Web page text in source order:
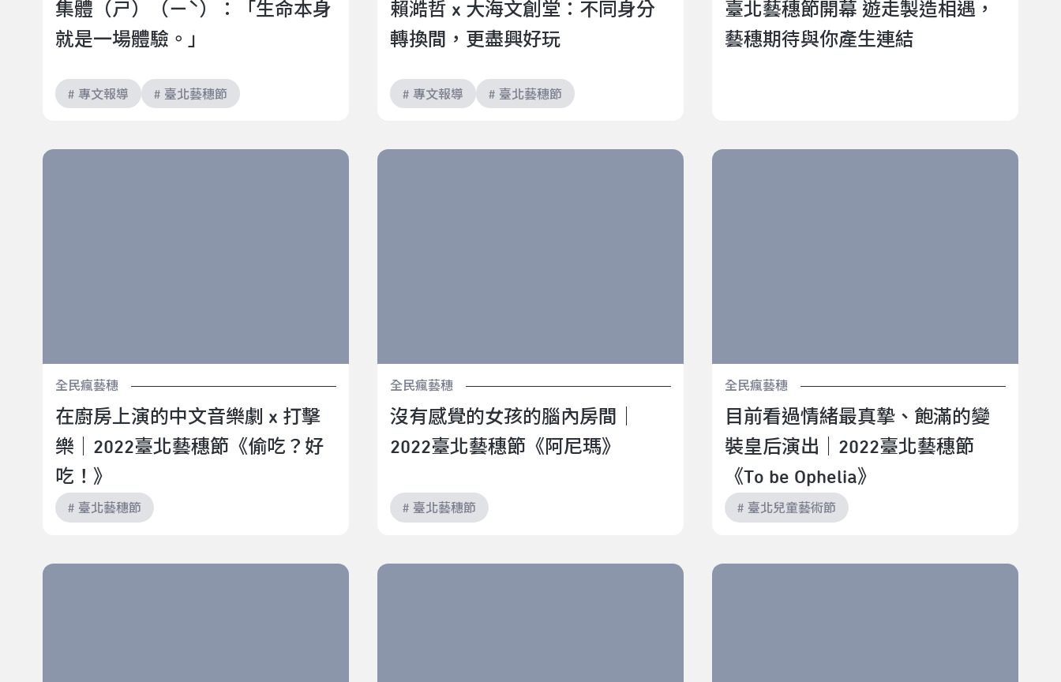
集體（ㄕ）（ㄧˋ）：「生命本身
就是一場體驗。」
# 專文報導 # 臺北藝穗節
賴澔哲 x 大海文創堂：不同身分
轉換間，更盡興好玩
# 專文報導 # 臺北藝穗節
臺北藝穗節開幕 遊走製造相遇，
藝穗期待與你產生連結
在廚房上演的中文音樂劇 x 打擊樂｜2022臺北藝穗節
全民瘋藝穗
在廚房上演的中文音樂劇 x 打擊
樂｜2022臺北藝穗節《偷吃？好
吃！》
# 臺北藝穗節
沒有感覺的女孩的腦內房間｜2022臺北藝穗節《阿尼
全民瘋藝穗
沒有感覺的女孩的腦內房間｜
2022臺北藝穗節《阿尼瑪》
# 臺北藝穗節
目前看過情緒最真摯、飽滿的變裝皇后演出｜2022臺北
全民瘋藝穗
目前看過情緒最真摯、飽滿的變
裝皇后演出｜2022臺北藝穗節
《To be Ophelia》
# 臺北兒童藝術節
我在等｜2022臺北藝穗節《嬥曰 l 我在等》 精采無限｜2022臺北藝穗節《炬》
等的太多，又來了多少？｜2022臺北藝穗節《嬥曰 l 我